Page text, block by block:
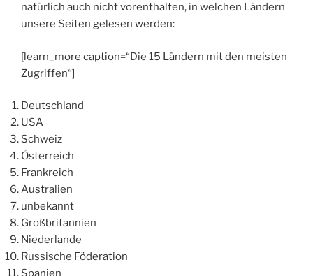
natürlich auch nicht vorenthalten, in welchen Ländern
unsere Seiten gelesen werden:
[learn_more caption=“Die 15 Ländern mit den meisten
Zugriffen“]
Deutschland
USA
Schweiz
Österreich
Frankreich
Australien
unbekannt
Großbritannien
Niederlande
Russische Föderation
Spanien